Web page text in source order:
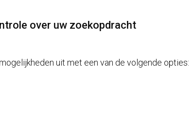
over uw zoekopdracht
uit met een van de volgende opties: